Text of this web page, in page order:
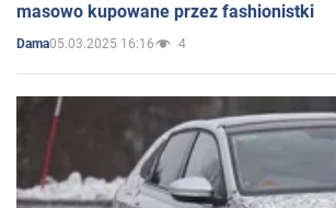
masowo kupowane przez fashionistki
Dama05.03.2025 16:16 4